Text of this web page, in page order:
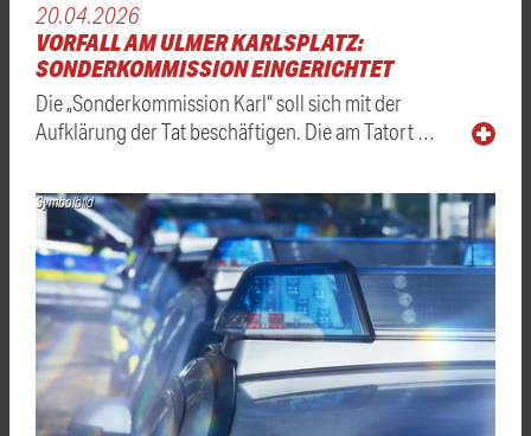
20.04.2026
VORFALL AM ULMER KARLSPLATZ:
SONDERKOMMISSION EINGERICHTET
Die „Sonderkommission Karl“ soll sich mit der
Aufklärung der Tat beschäftigen. Die am Tatort …
Symbolbild